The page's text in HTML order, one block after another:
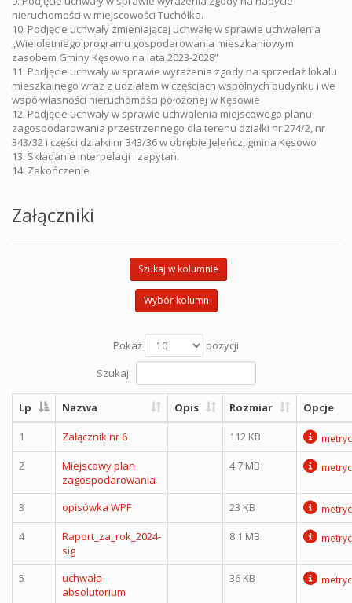
nieruchomości w miejscowości Tuchółka.
10. Podjęcie uchwały zmieniającej uchwałę w sprawie uchwalenia
„Wieloletniego programu gospodarowania mieszkaniowym
zasobem Gminy Kęsowo na lata 2023-2028”
11. Podjęcie uchwały w sprawie wyrażenia zgody na sprzedaż lokalu
mieszkalnego wraz z udziałem w częściach wspólnych budynku i we
współwłasności nieruchomości położonej w Kęsowie
12. Podjęcie uchwały w sprawie uchwalenia miejscowego planu
zagospodarowania przestrzennego dla terenu działki nr 274/2, nr
343/32 i części działki nr 343/36 w obrębie Jeleńcz, gmina Kęsowo
13. Składanie interpelacji i zapytań.
14. Zakończenie
Załączniki
Szukaj w kolumnie
Wybór kolumn
Pokaż
pozycji
Szukaj:
Lp Nazwa Opis Rozmiar Opcje
1 Załącznik nr 6 112 KB
2
Miejscowy plan
zagospodarowania
4.7 MB
3 opisówka WPF 23 KB
4
Raport_za_rok_2024-
sig
8.1 MB
5
uchwała
absolutorium
36 KB